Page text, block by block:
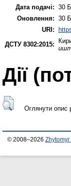
Дата подачі: 30
Оновлення: 30
URI:
ДСТУ 8302:2015:
Дії
Оглянути опис
© 2008–2026 Zhytomyr